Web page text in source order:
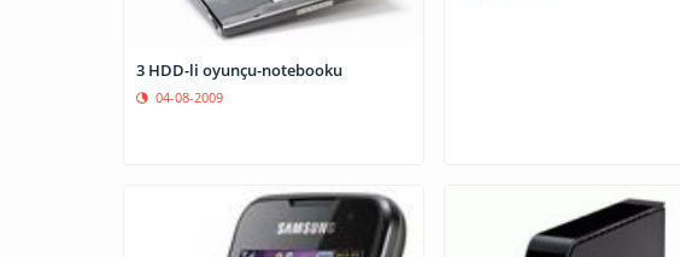
3 HDD-li oyunçu-notebooku
04-08-2009